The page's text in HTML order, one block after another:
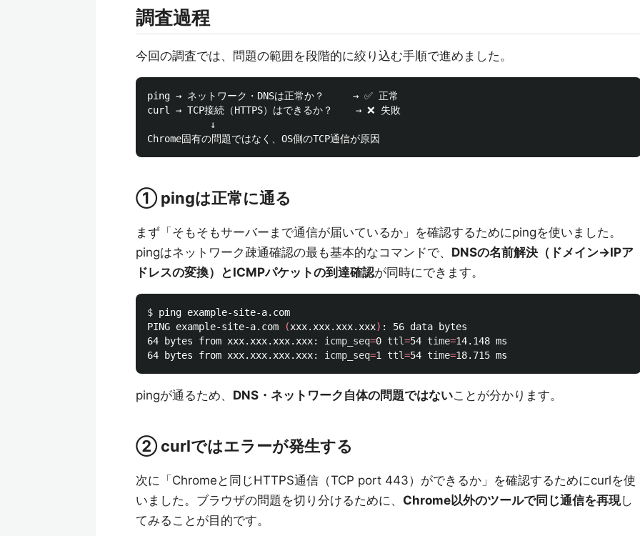
調査過程
今回の調査では、問題の範囲を段階的に絞り込む手順で進めました。
ping → ネットワーク・DNSは正常か？     → ✅ 正常
curl → TCP接続（HTTPS）はできるか？    → ❌ 失敗
           ↓
① pingは正常に通る
まず「そもそもサーバーまで通信が届いているか」を確認するためにpingを使いました。
pingはネットワーク疎通確認の最も基本的なコマンドで、 DNSの名前解決（ドメイン→IPア
ドレスの変換）とICMPパケットの到達確認が同時にできます。
$ ping example-site-a.com
PING example-site-a.com
(xxx.xxx.xxx.xxx) : 56 data bytes
64 bytes from xxx.xxx.xxx.xxx: icmp_seq=0 ttl=54 time=14.148 ms
64 bytes from xxx.xxx.xxx.xxx: icmp_seq=1 ttl=54 time=
pingが通るため、 DNS・ネットワーク自体の問題ではないことが分かります。
② curlではエラーが発生する
次に「Chromeと同じHTTPS通信（TCP port 443）ができるか」を確認するためにcurlを使
いました。ブラウザの問題を切り分けるために、 Chrome以外のツールで同じ通信を再現し
てみることが目的です。